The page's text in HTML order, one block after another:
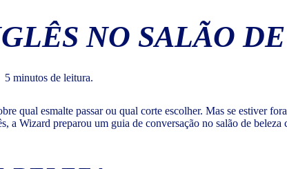
NO SALÃO
5 minutos de leitura.
qual esmalte passar ou qual corte escolher. Mas se estiver
Wizard preparou um guia de conversação no salão de beleza